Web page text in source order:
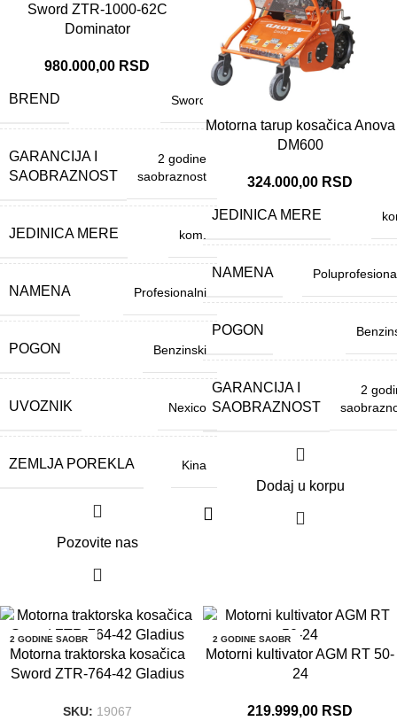
Sword ZTR-1000-62C
Dominator
980.000,00 RSD
BREND Sword
GARANCIJA I
SAOBRAZNOST
2 godine
saobraznost
JEDINICA MERE kom.
NAMENA Profesionalni
POGON Benzinski
UVOZNIK Nexico
ZEMLJA POREKLA Kina
Pozovite nas
Motorna tarup kosačica Anova
DM600
324.000,00 RSD
JEDINICA MERE
NAMENA
POGON
GARANCIJA I
SAOBRAZNOST
2
Dodaj u korpu
2 GODINE SAOBR
AZNOST
Motorna traktorska kosačica
Sword ZTR-764-42 Gladius
SKU: 19067
2 GODINE SAOBR
AZNOST
Motorni kultivator AGM RT 50-
24
219.999,00 RSD